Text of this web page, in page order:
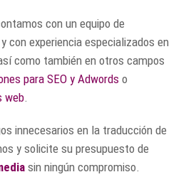
con un equipo de
y con experiencia especializados en
como también en otros campos
para SEO y Adwords o
web
innecesarios en la traducción de
y solicite su presupuesto de
sin ningún compromiso.